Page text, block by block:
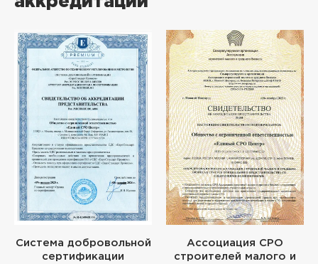
Система добровольной
сертификации
Ассоциация СРО
строителей малого и